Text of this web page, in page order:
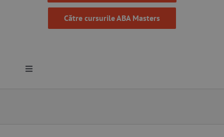
Către cursurile ABA Masters
Toggle